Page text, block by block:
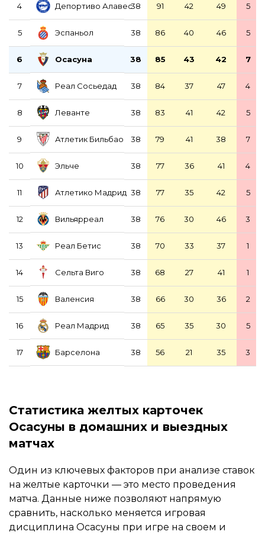
4 Депортиво Алавес38 91 42 49 5
5 Эспаньол 38 86 40 46 5
6 Осасуна 38 85 43 42 7
7 Реал Сосьедад 38 84 37 47 4
8 Леванте 38 83 41 42 5
9 Атлетик Бильбао 38 79 41 38 7
10 Эльче 38 77 36 41 4
11 Атлетико Мадрид 38 77 35 42 5
12 Вильярреал 38 76 30 46 3
13 Реал Бетис 38 70 33 37 1
14 Сельта Виго 38 68 27 41 1
15 Валенсия 38 66 30 36 2
16 Реал Мадрид 38 65 35 30 5
17 Барселона 38 56 21 35 3
Статистика желтых карточек
Осасуны в домашних и выездных
матчах
Один из ключевых факторов при анализе ставок
на желтые карточки — это место проведения
матча. Данные ниже позволяют напрямую
сравнить, насколько меняется игровая
дисциплина Осасуны при игре на своем и